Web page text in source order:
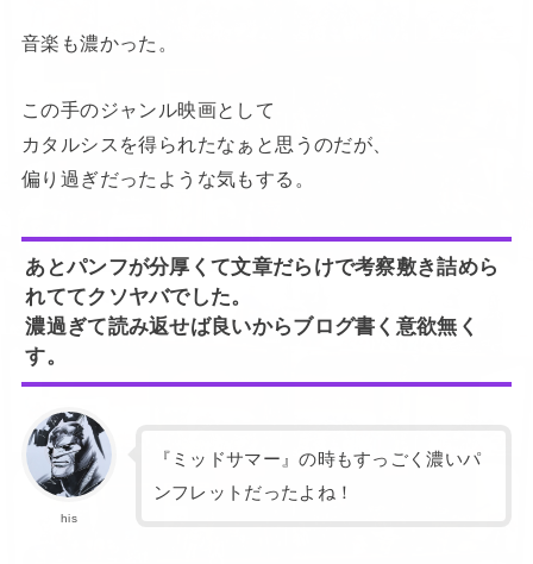
音楽も濃かった。
この手のジャンル映画として
カタルシスを得られたなぁと思うのだが、
偏り過ぎだったような気もする。
あとパンフが分厚くて文章だらけで考察敷き詰めら
れててクソヤバでした。
濃過ぎて読み返せば良いからブログ書く意欲無く
す。
his
『ミッドサマー』の時もすっごく濃いパ
ンフレットだったよね！